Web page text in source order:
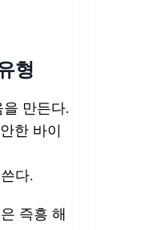
형
만든다.
한 바이
다.
즉흥 해